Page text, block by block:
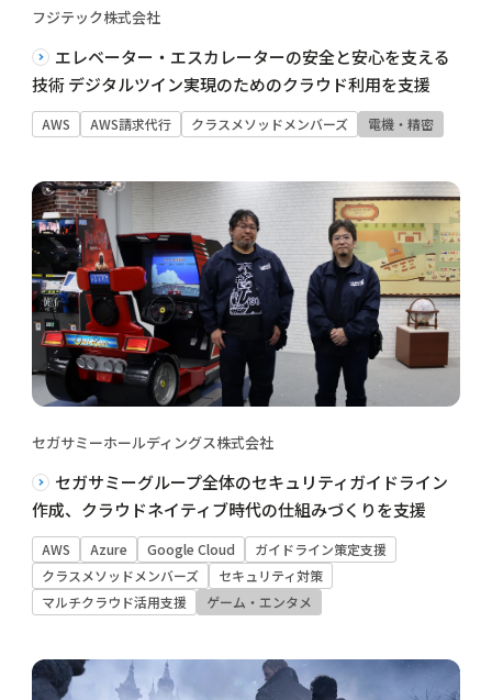
フジテック株式会社
エレベーター・エスカレーターの安全と安心を支える
技術 デジタルツイン実現のためのクラウド利用を支援
AWS AWS請求代行 クラスメソッドメンバーズ 電機・精密
セガサミーホールディングス株式会社
セガサミーグループ全体のセキュリティガイドライン
作成、クラウドネイティブ時代の仕組みづくりを支援
AWS Azure Google Cloud
ガイドライン策定支援
クラスメソッドメンバーズ
セキュリティ対策
マルチクラウド活用支援
ゲーム・エンタメ